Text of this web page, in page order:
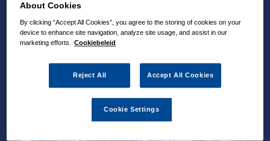
About Cookies
By clicking “Accept All Cookies”, you agree to the storing of cookies on your
device to enhance site navigation, analyze site usage, and assist in our
marketing efforts.
Cookiebeleid
Reject All Accept All Cookies
Cookie Settings